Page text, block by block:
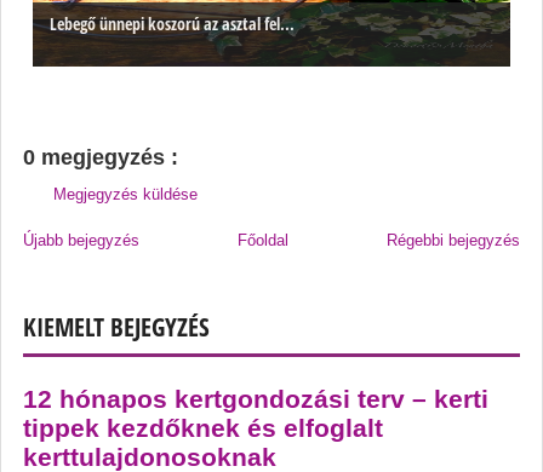
Lebegő ünnepi koszorú az asztal fel...
0 megjegyzés :
Megjegyzés küldése
Újabb bejegyzés Régebbi bejegyzés
Főoldal
KIEMELT BEJEGYZÉS
12 hónapos kertgondozási terv – kerti
tippek kezdőknek és elfoglalt
kerttulajdonosoknak